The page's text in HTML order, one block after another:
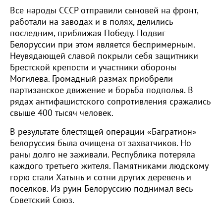
Все народы СССР отправили сыновей на фронт,
работали на заводах и в полях, делились
последним, приближая Победу. Подвиг
Белоруссии при этом является беспримерным.
Неувядающей славой покрыли себя защитники
Брестской крепости и участники обороны
Могилёва. Громадный размах приобрели
партизанское движение и борьба подполья. В
рядах антифашистского сопротивления сражались
свыше 400 тысяч человек.
В результате блестящей операции «Багратион»
Белоруссия была очищена от захватчиков. Но
раны долго не заживали. Республика потеряла
каждого третьего жителя. Памятниками людскому
горю стали Хатынь и сотни других деревень и
посёлков. Из руин Белоруссию поднимал весь
Советский Союз.